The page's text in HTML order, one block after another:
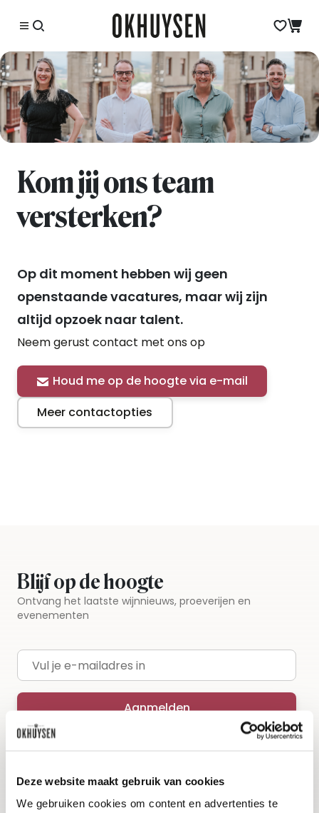
Deze website maakt gebruik van cookies
We gebruiken cookies om content en advertenties te
Kom jij ons team
versterken?
Op dit moment hebben wij geen
openstaande vacatures, maar wij zijn
altijd opzoek naar talent.
Neem gerust contact met ons op
Houd me op de hoogte via e-mail
Meer contactopties
Blijf op de hoogte
Ontvang het laatste wijnnieuws, proeverijen en
evenementen
E-mailadres
Aanmelden